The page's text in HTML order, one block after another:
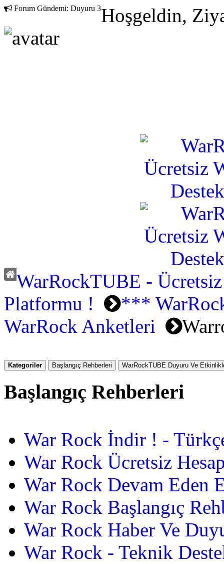
Forum Gündemi: Duyuru 3Hoşgeldin,
WarRockTUBE -
Platformu !
***
WarRock Anketleri
Kategoriler Başlangıç Rehberleri WarRockTUBE Duyuru Ve
Başlangıç Rehberleri
War Rock İndir ! -
War Rock Ücretsiz
War Rock Devam Eden
War Rock Başlangıç
War Rock Haber Ve
War Rock - Teknik